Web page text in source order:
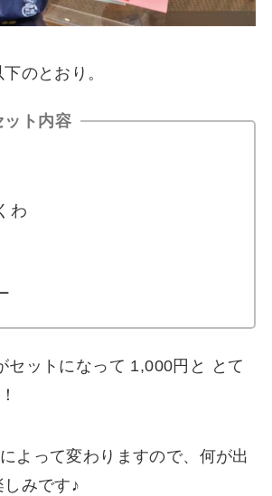
のとおり。
ット内容
わ
セットになって 1,000円と とて
よって変わりますので、何が出
みです♪